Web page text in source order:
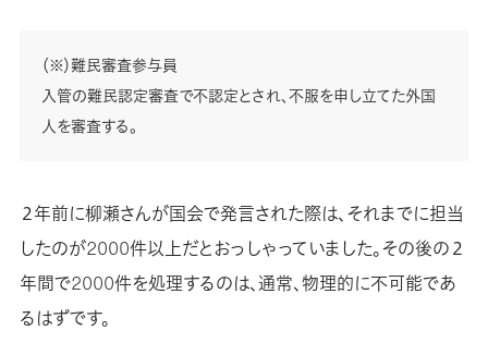
（※）難民審査参与員
入管の難民認定審査で不認定とされ、不服を申し立てた外国
人を審査する。
２年前に柳瀬さんが国会で発言された際は、それまでに担当
したのが2000件以上だとおっしゃっていました。その後の２
年間で2000件を処理するのは、通常、物理的に不可能であ
るはずです。